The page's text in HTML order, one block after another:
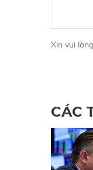
Xin vui
CÁC